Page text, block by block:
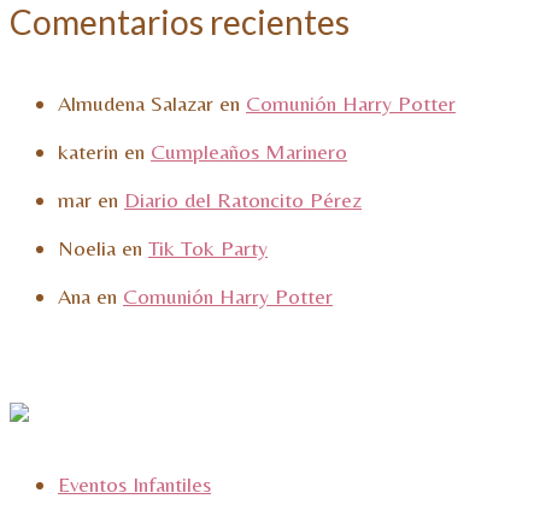
Comentarios recientes
Almudena Salazar en Comunión Harry Potter
katerin en Cumpleaños Marinero
mar en Diario del Ratoncito Pérez
Noelia en Tik Tok Party
Ana en Comunión Harry Potter
Eventos Infantiles